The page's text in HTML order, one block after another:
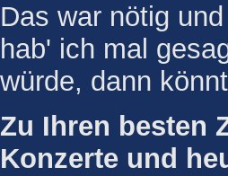
Das war nötig
hab' ich mal
würde, dann
Zu Ihren besten
Konzerte und